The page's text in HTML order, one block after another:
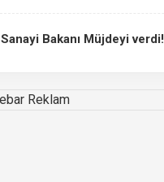
Sanayi Bakanı Müjdeyi verdi!